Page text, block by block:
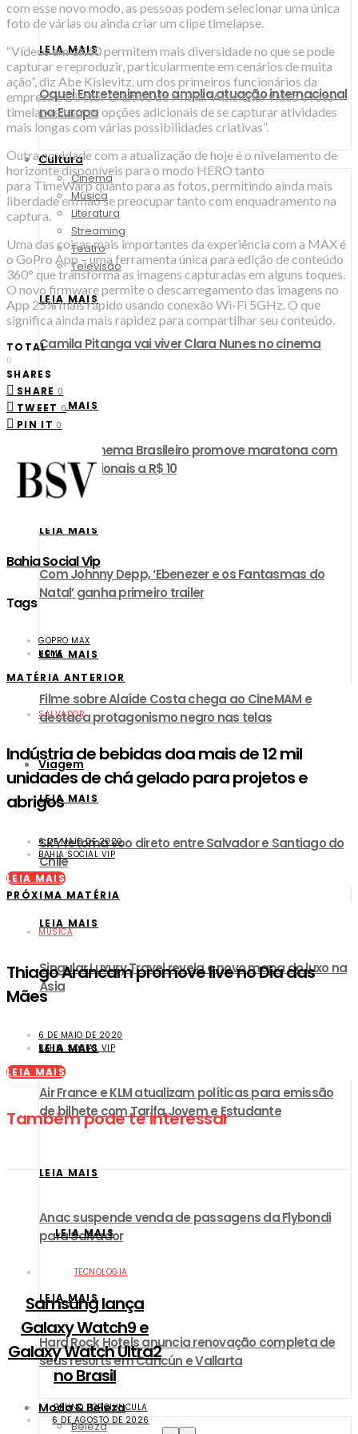
LEIA MAIS
Oquei Entretenimento amplia atuação internacional
na Europa
Cultura
Cinema
Música
Literatura
Streaming
Teatro
Televisão
LEIA MAIS
Camila Pitanga vai viver Clara Nunes no cinema
LEIA MAIS
UCI Day Cinema Brasileiro promove maratona com
filmes nacionais a R$ 10
LEIA MAIS
Com Johnny Depp, ‘Ebenezer e os Fantasmas do
Natal’ ganha primeiro trailer
LEIA MAIS
Filme sobre Alaíde Costa chega ao CineMAM e
destaca protagonismo negro nas telas
Viagem
LEIA MAIS
SKY retoma voo direto entre Salvador e Santiago do
Chile
LEIA MAIS
Singular Luxury Travel revela o novo mapa do luxo na
Ásia
LEIA MAIS
Air France e KLM atualizam políticas para emissão
de bilhete com Tarifa Jovem e Estudante
LEIA MAIS
Anac suspende venda de passagens da Flybondi
para Salvador
LEIA MAIS
Hard Rock Hotels anuncia renovação completa de
seus resorts em Cancún e Vallarta
Moda & Beleza
Beleza
com esse novo modo, as pessoas podem selecionar uma única
foto de várias ou ainda criar um clipe timelapse.
“Vídeos em 3K60 permitem mais diversidade no que se pode
capturar e reproduzir, particularmente em cenários de muita
ação”, diz Abe Kislevitz, um dos primeiros funcionários da
empresa e Diretor Criativo de Mídia. “Adicionar vídeo e foto
timelapse traz as opções adicionais de se capturar atividades
mais longas com várias possibilidades criativas”.
Outra novidade com a atualização de hoje é o nivelamento de
horizonte disponíveis para o modo HERO tanto
para TimeWarp quanto para as fotos, permitindo ainda mais
liberdade em não se preocupar tanto com enquadramento na
captura.
Uma das coisas mais importantes da experiência com a MAX é
o GoPro App – uma ferramenta única para edição de conteúdo
360° que transforma as imagens capturadas em alguns toques.
O novo firmware permite o descarregamento das imagens no
App 25% mais rápido usando conexão Wi-Fi 5GHz. O que
significa ainda mais rapidez para compartilhar seu conteúdo.
TOTAL
0
SHARES
SHARE 0
TWEET 0
PIN IT 0
Bahia Social Vip
Tags
GOPRO MAX
HOME
MATÉRIA ANTERIOR
SALVADOR
Indústria de bebidas doa mais de 12 mil
unidades de chá gelado para projetos e
abrigos
6 DE MAIO DE 2020
BAHIA SOCIAL VIP
LEIA MAIS
PRÓXIMA MATÉRIA
MÚSICA
Thiago Arancam promove live no Dia das
Mães
6 DE MAIO DE 2020
BAHIA SOCIAL VIP
LEIA MAIS
Também pode te interessar
LEIA MAIS
TECNOLOGIA
Samsung lança
Galaxy Watch9 e
Galaxy Watch Ultra2
no Brasil
BRUNO PORCIUNCULA
6 DE AGOSTO DE 2026